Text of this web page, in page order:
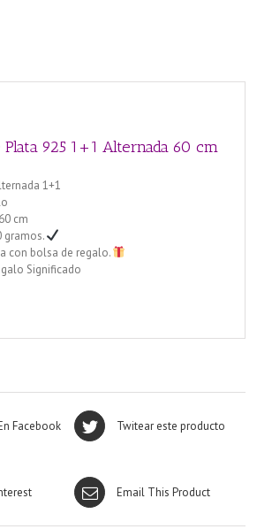
Plata 925 1+1 Alternada 60 cm
1+1
cm
gramos.
con bolsa de regalo.
Significado
Facebook Twitear este producto
Email This Product